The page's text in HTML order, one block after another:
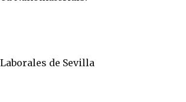
de Sevilla